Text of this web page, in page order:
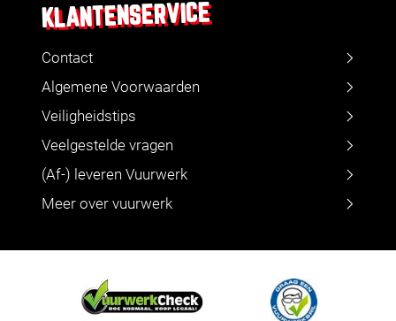
KLANTENSERVICE
Contact
Algemene Voorwaarden
Veiligheidstips
Veelgestelde vragen
(Af-) leveren Vuurwerk
Meer over vuurwerk